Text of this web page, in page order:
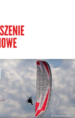
fot. Paweł Kozarzewski